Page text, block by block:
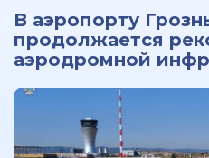
В аэропорту
продолжается
аэродромной